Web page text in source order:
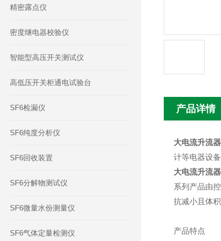
精密露点仪
密度继电器校验仪
智能型高压开关测试仪
高低压开关柜通电试验台
SF6检漏仪
SF6纯度分析仪
SF6回收装置
SF6分解物测试仪
SF6微量水份测量仪
SF6气体定量检测仪
产品详情
大电流升流
计等电器设
大电流升流
系列产品由
抗减小且体
产品特点